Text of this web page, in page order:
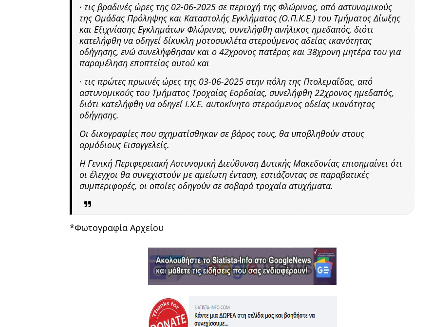
· τις βραδινές ώρες της 02-06-2025 σε περιοχή της Φλώρινας, από αστυνομικούς
της Ομάδας Πρόληψης και Καταστολής Εγκλήματος (Ο.Π.Κ.Ε.) του Τμήματος Δίωξης
και Εξιχνίασης Εγκλημάτων Φλώρινας, συνελήφθη ανήλικος ημεδαπός, διότι
κατελήφθη να οδηγεί δίκυκλη μοτοσυκλέτα στερούμενος αδείας ικανότητας
οδήγησης, ενώ συνελήφθησαν και ο 42χρονος πατέρας και 38χρονη μητέρα του για
παραμέληση εποπτείας αυτού και
· τις πρώτες πρωινές ώρες της 03-06-2025 στην πόλη της Πτολεμαΐδας, από
αστυνομικούς του Τμήματος Τροχαίας Εορδαίας, συνελήφθη 22χρονος ημεδαπός,
διότι κατελήφθη να οδηγεί Ι.Χ.Ε. αυτοκίνητο στερούμενος αδείας ικανότητας
οδήγησης.
Οι δικογραφίες που σχηματίσθηκαν σε βάρος τους, θα υποβληθούν στους
αρμόδιους Εισαγγελείς.
Η Γενική Περιφερειακή Αστυνομική Διεύθυνση Δυτικής Μακεδονίας επισημαίνει ότι
οι έλεγχοι θα συνεχιστούν με αμείωτη ένταση, εστιάζοντας σε παραβατικές
συμπεριφορές, οι οποίες οδηγούν σε σοβαρά τροχαία ατυχήματα.
*Φωτογραφία Αρχείου